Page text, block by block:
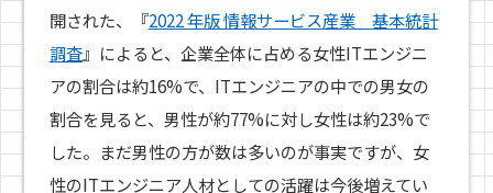
開された、『2022 年版 情報サービス産業 基本統計
調査』によると、企業全体に占める女性ITエンジニ
アの割合は約16%で、ITエンジニアの中での男女の
割合を見ると、男性が約77%に対し女性は約23%で
した。まだ男性の方が数は多いのが事実ですが、女
性のITエンジニア人材としての活躍は今後増えてい